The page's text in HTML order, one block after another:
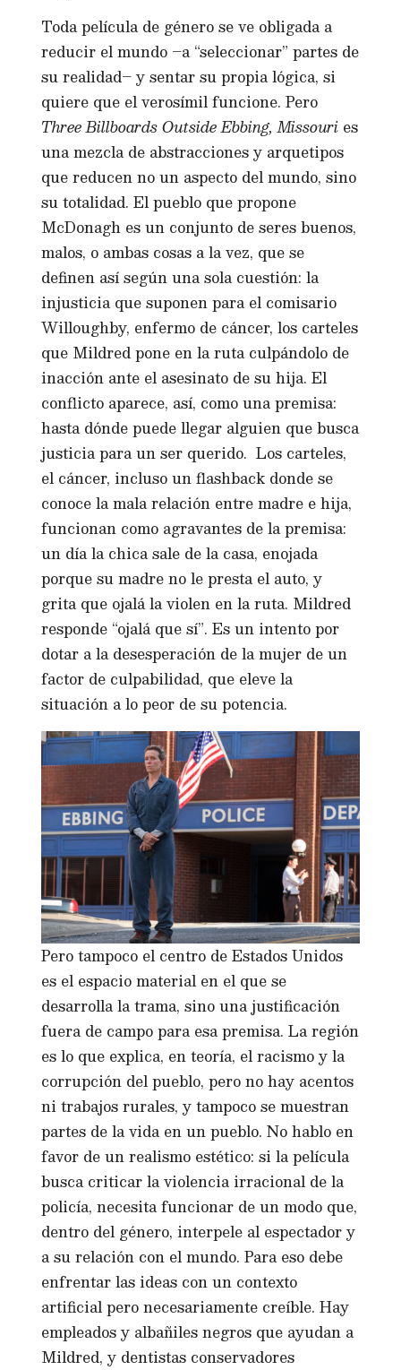
Toda película de género se ve obligada a
reducir el mundo –a “seleccionar” partes de
su realidad– y sentar su propia lógica, si
quiere que el verosímil funcione. Pero
Three Billboards Outside Ebbing, Missouri es
una mezcla de abstracciones y arquetipos
que reducen no un aspecto del mundo, sino
su totalidad. El pueblo que propone
McDonagh es un conjunto de seres buenos,
malos, o ambas cosas a la vez, que se
definen así según una sola cuestión: la
injusticia que suponen para el comisario
Willoughby, enfermo de cáncer, los carteles
que Mildred pone en la ruta culpándolo de
inacción ante el asesinato de su hija. El
conflicto aparece, así, como una premisa:
hasta dónde puede llegar alguien que busca
justicia para un ser querido. Los carteles,
el cáncer, incluso un flashback donde se
conoce la mala relación entre madre e hija,
funcionan como agravantes de la premisa:
un día la chica sale de la casa, enojada
porque su madre no le presta el auto, y
grita que ojalá la violen en la ruta. Mildred
responde “ojalá que sí”. Es un intento por
dotar a la desesperación de la mujer de un
factor de culpabilidad, que eleve la
situación a lo peor de su potencia.
Pero tampoco el centro de Estados Unidos
es el espacio material en el que se
desarrolla la trama, sino una justificación
fuera de campo para esa premisa. La región
es lo que explica, en teoría, el racismo y la
corrupción del pueblo, pero no hay acentos
ni trabajos rurales, y tampoco se muestran
partes de la vida en un pueblo. No hablo en
favor de un realismo estético: si la película
busca criticar la violencia irracional de la
policía, necesita funcionar de un modo que,
dentro del género, interpele al espectador y
a su relación con el mundo. Para eso debe
enfrentar las ideas con un contexto
artificial pero necesariamente creíble. Hay
empleados y albañiles negros que ayudan a
Mildred, y dentistas conservadores